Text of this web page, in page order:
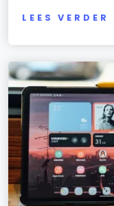
LEES VERDER